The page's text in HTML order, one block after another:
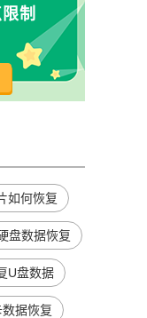
制
如何恢复
盘数据恢复
U盘数据
据恢复